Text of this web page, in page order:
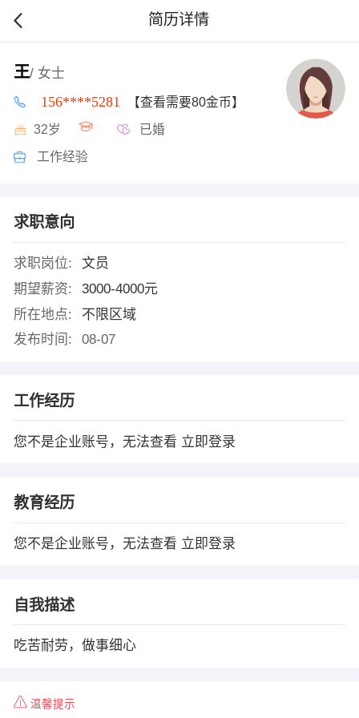
简历详情
王/ 女士
156****5281 【查看需要80金币】
32岁 已婚
工作经验
求职意向
求职岗位:
文员
期望薪资:
3000-4000元
所在地点:
不限区域
发布时间:
08-07
工作经历
您不是企业账号，无法查看 立即登录
教育经历
您不是企业账号，无法查看 立即登录
自我描述
吃苦耐劳，做事细心
温馨提示